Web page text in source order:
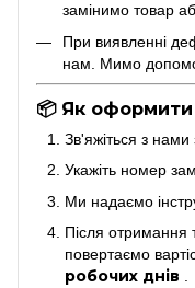
замінимо товар
При виявленні
нам. Мимо
📦 Як
Зв'яжіться з нами
Укажіть номер
Ми надаємо
Після отримання
повертаємо
робочих днів